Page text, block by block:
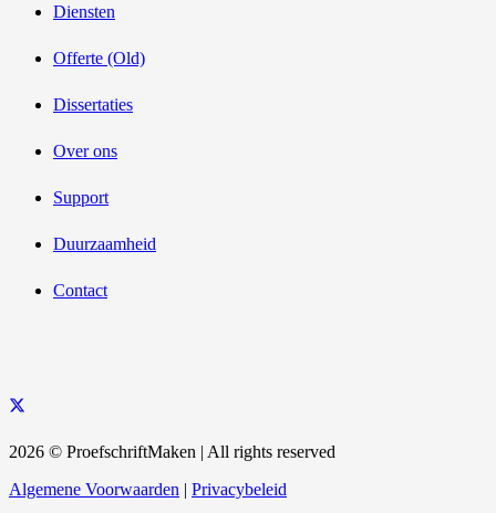
Diensten
Offerte (Old)
Dissertaties
Over ons
Support
Duurzaamheid
Contact
2026 © ProefschriftMaken | All rights reserved
Algemene Voorwaarden | Privacybeleid